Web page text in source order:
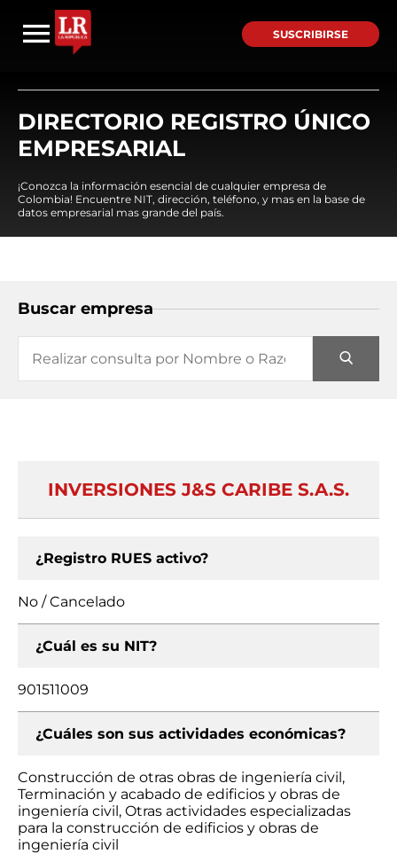
SUSCRIBIRSE
DIRECTORIO REGISTRO ÚNICO
EMPRESARIAL
¡Conozca la información esencial de cualquier empresa de
Colombia! Encuentre NIT, dirección, teléfono, y mas en la base de
datos empresarial mas grande del país.
Buscar empresa
INVERSIONES J&S CARIBE S.A.S.
¿Registro RUES activo?
No / Cancelado
¿Cuál es su NIT?
901511009
¿Cuáles son sus actividades económicas?
Construcción de otras obras de ingeniería civil,
Terminación y acabado de edificios y obras de
ingeniería civil, Otras actividades especializadas
para la construcción de edificios y obras de
ingeniería civil